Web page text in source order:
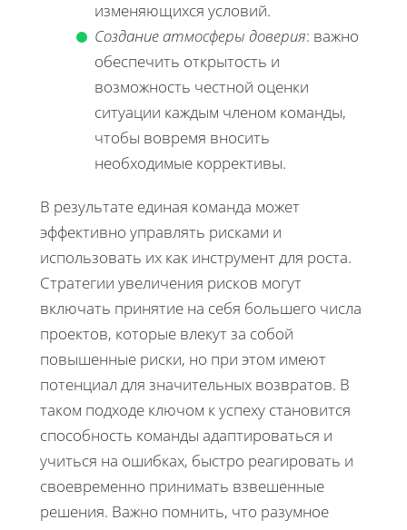
изменяющихся условий.
Создание атмосферы доверия: важно
обеспечить открытость и
возможность честной оценки
ситуации каждым членом команды,
чтобы вовремя вносить
необходимые коррективы.
В результате единая команда может
эффективно управлять рисками и
использовать их как инструмент для роста.
Стратегии увеличения рисков могут
включать принятие на себя большего числа
проектов, которые влекут за собой
повышенные риски, но при этом имеют
потенциал для значительных возвратов. В
таком подходе ключом к успеху становится
способность команды адаптироваться и
учиться на ошибках, быстро реагировать и
своевременно принимать взвешенные
решения. Важно помнить, что разумное